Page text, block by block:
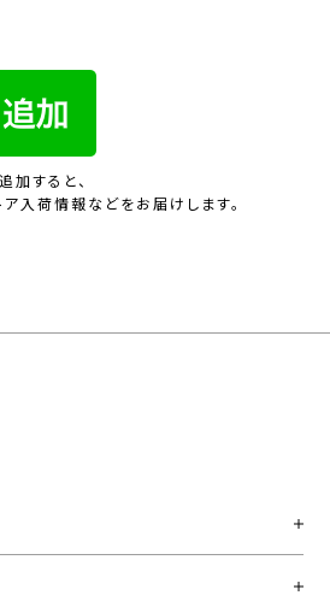
加すると、
入荷情報などをお届けします。